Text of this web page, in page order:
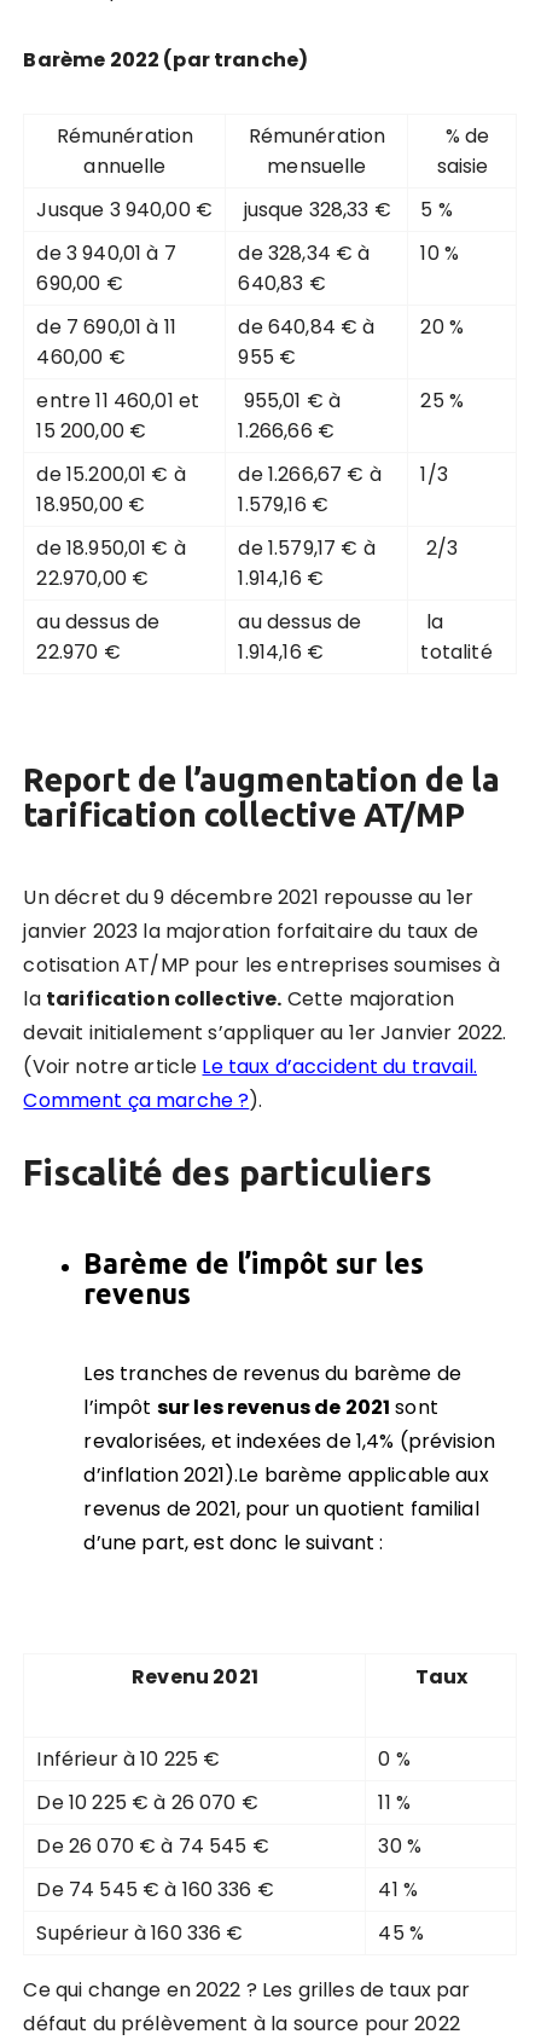
Barème 2022 (par tranche)
Rémunération
annuelle
Rémunération
mensuelle
% de
saisie
Jusque 3 940,00 €
jusque 328,33 €
5 %
de 3 940,01 à 7
690,00 €
de 328,34 € à
640,83 €
10 %
de 7 690,01 à 11
460,00 €
de 640,84 € à
955 €
20 %
entre 11 460,01 et
15 200,00 €
955,01 € à
1.266,66 €
25 %
de 15.200,01 € à
18.950,00 €
de 1.266,67 € à
1.579,16 €
1/3
de 18.950,01 € à
22.970,00 €
de 1.579,17 € à
1.914,16 €
2/3
au dessus de
22.970 €
au dessus de
1.914,16 €
la
totalité
Report de l’augmentation de la
tarification collective AT/MP
Un décret du 9 décembre 2021 repousse au 1er
janvier 2023 la majoration forfaitaire du taux de
cotisation AT/MP pour les entreprises soumises à
la tarification collective. Cette majoration
devait initialement s’appliquer au 1er Janvier 2022.
(Voir notre article Le taux d’accident du travail.
Comment ça marche ?).
Fiscalité des particuliers
Barème de l’impôt sur les
revenus
Les tranches de revenus du barème de
l’impôt sur les revenus de 2021 sont
revalorisées, et indexées de 1,4% (prévision
d’inflation 2021).Le barème applicable aux
revenus de 2021, pour un quotient familial
d’une part, est donc le suivant :
Revenu 2021 Taux
Inférieur à 10 225 €
0 %
De 10 225 € à 26 070 €
11 %
De 26 070 € à 74 545 €
30 %
De 74 545 € à 160 336 €
41 %
Supérieur à 160 336 €
45 %
Ce qui change en 2022 ? Les grilles de taux par
défaut du prélèvement à la source pour 2022